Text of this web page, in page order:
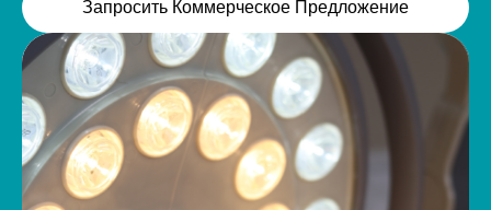
Запросить Коммерческое Предложение